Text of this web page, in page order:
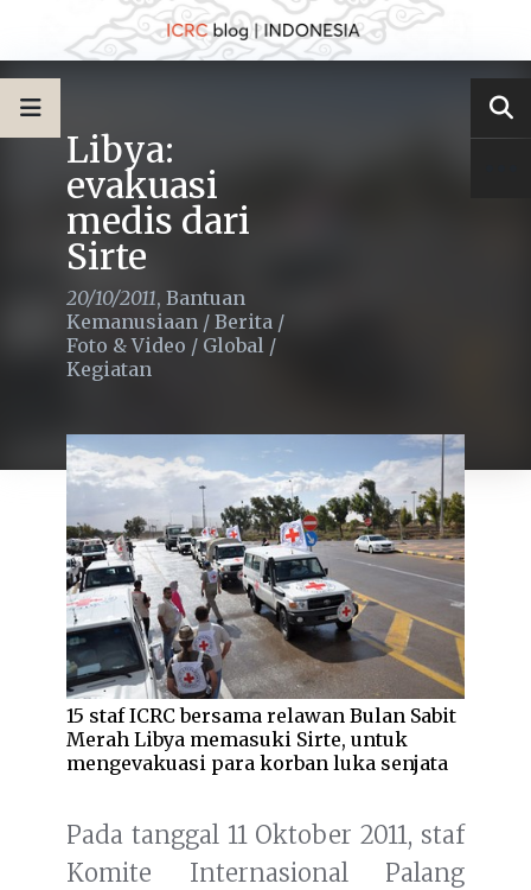
Libya:
evakuasi
medis dari
Sirte
20/10/2011, Bantuan
Kemanusiaan / Berita /
Foto & Video / Global /
Kegiatan
15 staf ICRC bersama relawan Bulan Sabit
Merah Libya memasuki Sirte, untuk
mengevakuasi para korban luka senjata
Pada tanggal 11 Oktober 2011, staf
Komite Internasional Palang